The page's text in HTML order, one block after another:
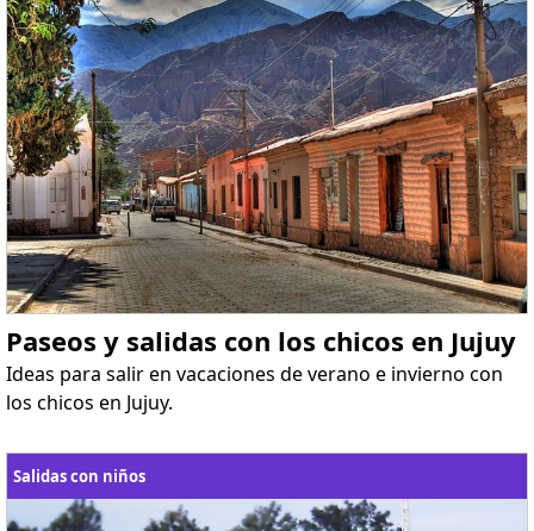
Paseos y salidas con los chicos en Jujuy
Ideas para salir en vacaciones de verano e invierno con
los chicos en Jujuy.
Salidas con niños